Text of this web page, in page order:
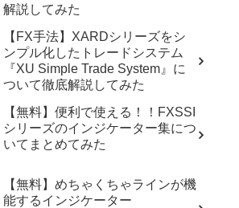
解説してみた
【FX手法】XARDシリーズをシ
ンプル化したトレードシステム
『XU Simple Trade System』に
ついて徹底解説してみた
【無料】便利で使える！！FXSSI
シリーズのインジケーター集につ
いてまとめてみた
【無料】めちゃくちゃラインが機
能するインジケーター